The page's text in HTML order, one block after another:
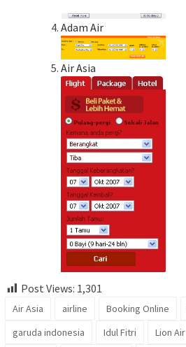
Adam Air
Air Asia
Post Views: 1,301
Air Asia airline Booking Online
garuda indonesia
Idul Fitri Lion Air